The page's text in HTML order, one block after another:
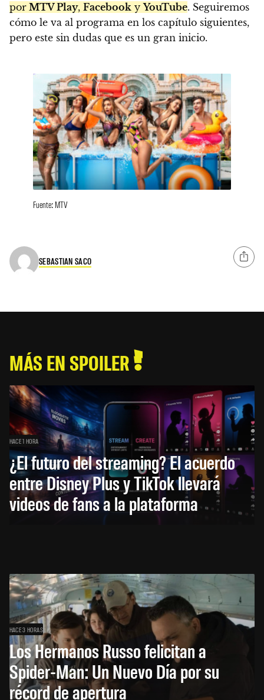
por MTV Play, Facebook yYouTube. Seguiremos
cómo le va al programa en los capítulo siguientes,
pero este sin dudas que es un gran inicio.
Fuente: MTV
SEBASTIAN SACO
MÁS EN SPOILER
HACE 1 HORA
¿El futuro del streaming? El acuerdo
entre Disney Plus y TikTok llevará
videos de fans a la plataforma
HACE 3 HORAS
Los Hermanos Russo felicitan a
Spider-Man: Un Nuevo Día por su
récord de apertura